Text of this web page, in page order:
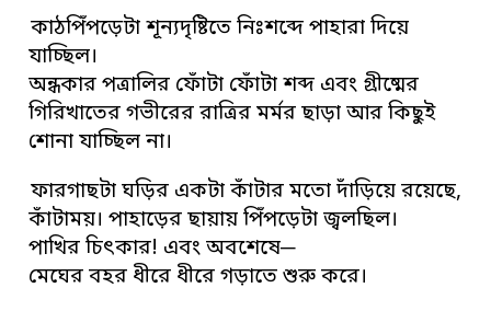
কাঠপিঁপড়েটা শূন্যদৃষ্টিতে নিঃশব্দে পাহারা দিয়ে
যাচ্ছিল।
অন্ধকার পত্রালির ফোঁটা ফোঁটা শব্দ এবং গ্রীষ্মের
গিরিখাতের গভীরের রাত্রির মর্মর ছাড়া আর কিছুই
শোনা যাচ্ছিল না।
ফারগাছটা ঘড়ির একটা কাঁটার মতো দাঁড়িয়ে রয়েছে,
কাঁটাময়। পাহাড়ের ছায়ায় পিঁপড়েটা জ্বলছিল।
পাখির চিৎকার! এবং অবশেষে─
মেঘের বহর ধীরে ধীরে গড়াতে শুরু করে।